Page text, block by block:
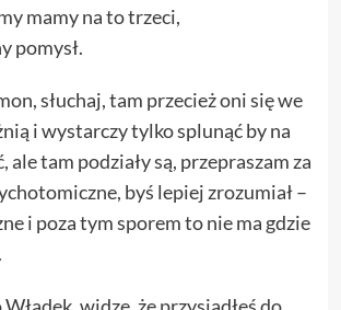
mamy na to trzeci,
pomysł.
słuchaj, tam przecież oni się we
i wystarczy tylko splunąć by na
ale tam podziały są, przepraszam za
byś lepiej zrozumiał –
i poza tym sporem to nie ma gdzie